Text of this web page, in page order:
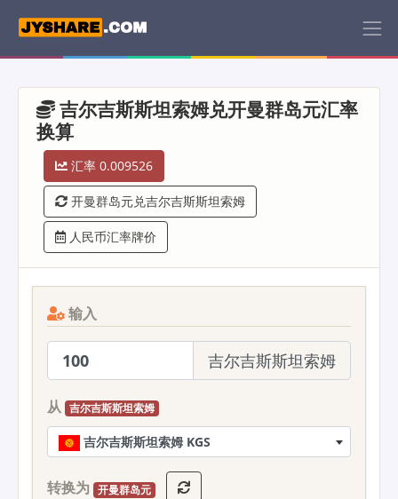
吉尔吉斯斯坦索姆兑开曼群岛元汇率
换算
汇率 0.009526
开曼群岛元兑吉尔吉斯斯坦索姆
人民币汇率牌价
输入
吉尔吉斯斯坦索姆
从 吉尔吉斯斯坦索姆
吉尔吉斯斯坦索姆 KGS
转换为 开曼群岛元